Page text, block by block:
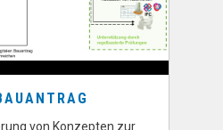
von Konzepten zur